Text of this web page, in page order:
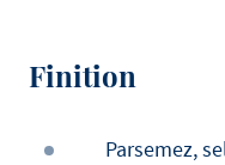
Finition
Parsemez,